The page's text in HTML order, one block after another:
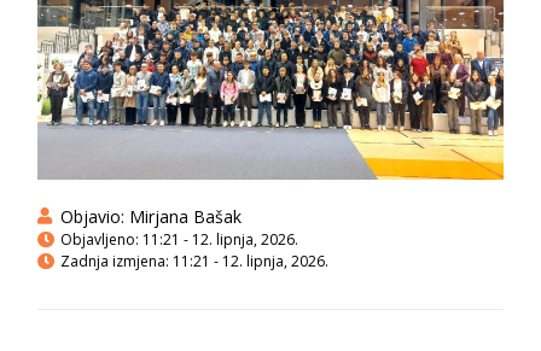
Objavio: Mirjana Bašak
Objavljeno: 11:21 - 12. lipnja, 2026.
Zadnja izmjena: 11:21 - 12. lipnja, 2026.